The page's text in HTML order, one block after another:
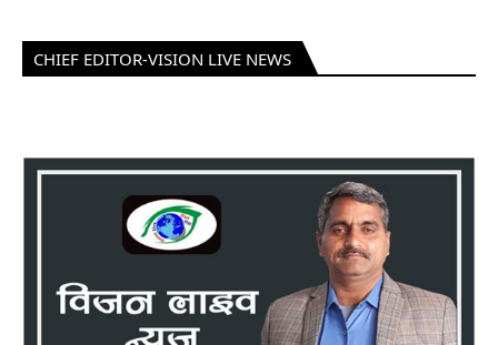
CHIEF EDITOR-VISION LIVE NEWS